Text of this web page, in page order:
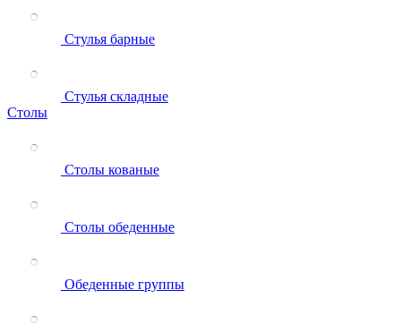
Стулья барные
Стулья складные
Столы
Столы кованые
Столы обеденные
Обеденные группы